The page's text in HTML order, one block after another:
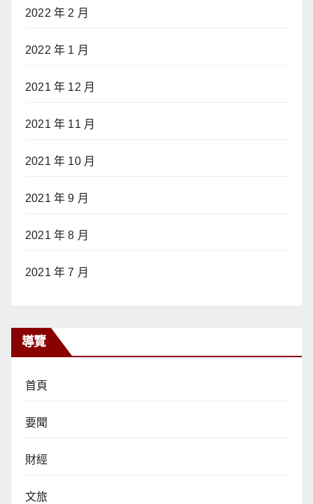
2022 年 2 月
2022 年 1 月
2021 年 12 月
2021 年 11 月
2021 年 10 月
2021 年 9 月
2021 年 8 月
2021 年 7 月
導覽
首頁
要聞
財經
文旅